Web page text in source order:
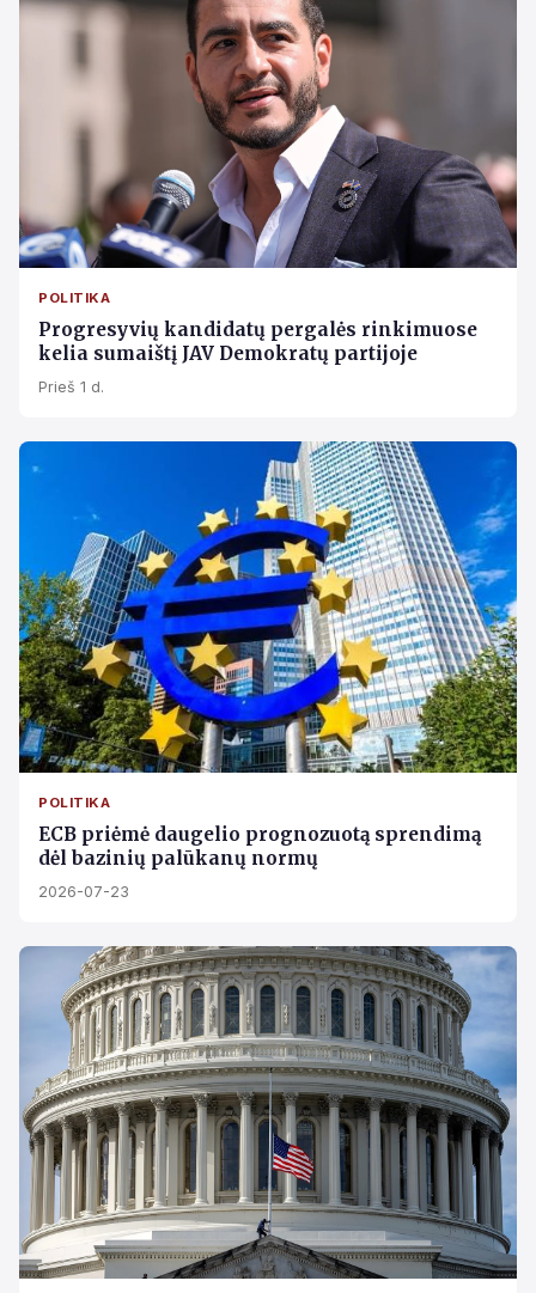
POLITIKA
Progresyvių kandidatų pergalės rinkimuose
kelia sumaištį JAV Demokratų partijoje
Prieš 1 d.
POLITIKA
ECB priėmė daugelio prognozuotą sprendimą
dėl bazinių palūkanų normų
2026-07-23